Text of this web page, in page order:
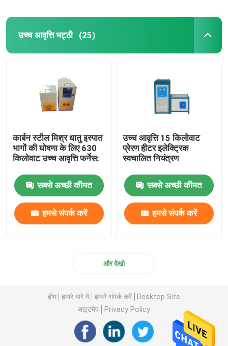
उच्च आवृत्ति भट्ठी (25)
कार्बन स्टील मिश्र धातु इस्पात
भागों की घोषणा के लिए 630
किलोवाट उच्च आवृत्ति फर्नेस:
सबसे अच्छी कीमत
हमसे संपर्क करें
उच्च आवृत्ति 15 किलोवाट
प्रेरण हीटर इलेक्ट्रिक
स्वचालित नियंत्रण
सबसे अच्छी कीमत
हमसे संपर्क करें
और देखो
होम हमारे बारे में हमसे संपर्क करें
Desktop Site
साइटमैप
Privacy Policy